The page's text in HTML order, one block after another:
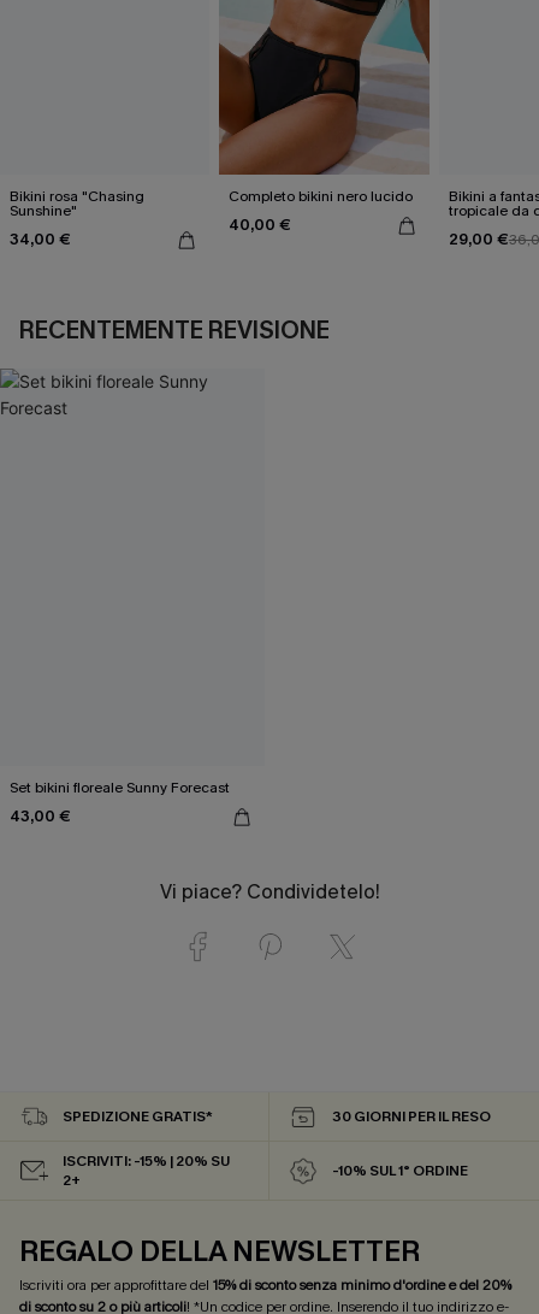
Bikini rosa "Chasing
Sunshine"
34,00 €
Completo bikini nero lucido
40,00 €
Bikini a
tropicale da
29,00 €
RECENTEMENTE REVISIONE
Set bikini floreale Sunny Forecast
43,00 €
Vi piace? Condividetelo!
SPEDIZIONE GRATIS* 30 GIORNI PER IL RESO
ISCRIVITI: -15% | 20% SU
2+
-10% SUL 1° ORDINE
REGALO DELLA NEWSLETTER
Iscriviti ora per approfittare del 15% di sconto senza minimo d'ordine e del 20%
di sconto su 2 o più articoli! *Un codice per ordine. Inserendo il tuo indirizzo e-